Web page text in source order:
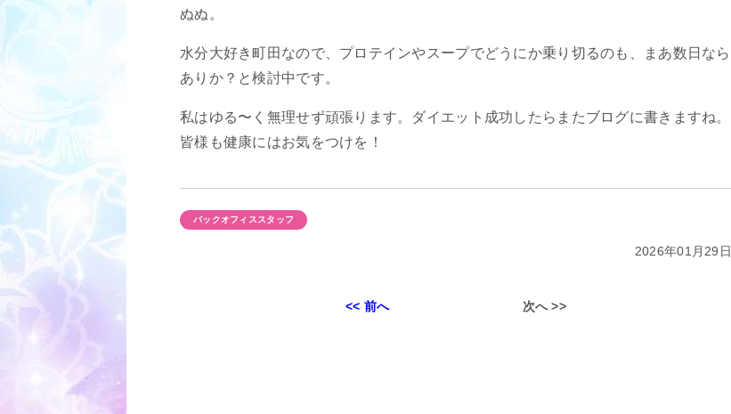
ぬぬ。
水分大好き町田なので、プロテインやスープでどうにか乗り切るのも、まあ数日なら
ありか？と検討中です。
私はゆる〜く無理せず頑張ります。ダイエット成功したらまたブログに書きますね。
皆様も健康にはお気をつけを！
バックオフィススタッフ
2026年01月29日
投
<< 前へ 次へ >>